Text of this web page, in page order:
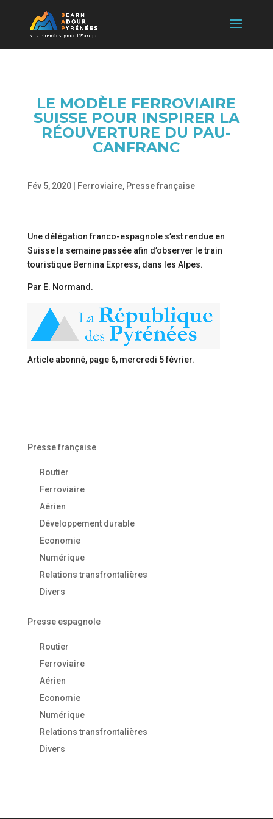
LE MODÈLE FERROVIAIRE
SUISSE POUR INSPIRER LA
RÉOUVERTURE DU PAU-
CANFRANC
Fév 5, 2020| Ferroviaire, Presse française
Une délégation franco-espagnole s’est rendue en
Suisse la semaine passée afin d’observer le train
touristique Bernina Express, dans les Alpes.
Par E. Normand.
Article abonné, page 6, mercredi 5 février.
Presse française
Routier
Ferroviaire
Aérien
Développement durable
Economie
Numérique
Relations transfrontalières
Divers
Presse espagnole
Routier
Ferroviaire
Aérien
Economie
Numérique
Relations transfrontalières
Divers